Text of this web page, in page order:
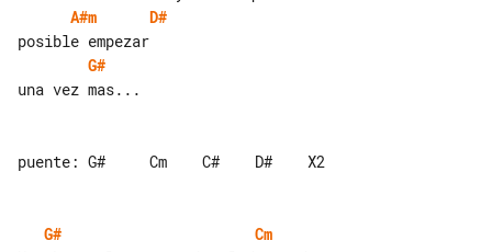
A#m
D#
G#
una vez mas...
puente: G#     Cm    C#    D#    X2
G#
Cm